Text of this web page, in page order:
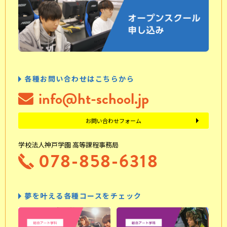
各種お問い合わせはこちらから
info@ht-school.jp
お問い合わせフォーム
学校法人神戸学園 高等課程事務局
078-858-6318
夢を叶える各種コースをチェック